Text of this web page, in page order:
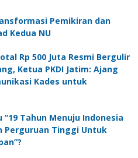
Pemikiran dan
Kedua NU
Rp 500 Juta Resmi Bergulir
Ketua PKDI Jatim: Ajang
Kades untuk
Tahun Menuju Indonesia
Perguruan Tinggi Untuk